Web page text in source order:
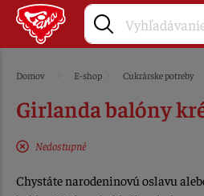
Domov E-shop Cukrárske potreby
Girlanda balóny
Nedostupné
Chystáte narodeninovú oslavu